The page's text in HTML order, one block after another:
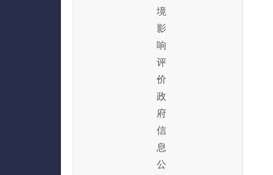
境
影
响
评
价
政
府
信
息
公